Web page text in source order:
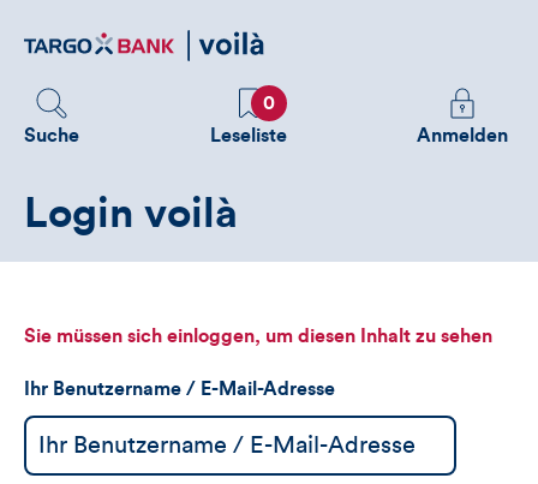
zum
Suche
Favoriten
0
Leseliste
Melden
Sie
sehen
Anmelden
Login voilà
Sie müssen sich einloggen, um diesen Inhalt zu sehen
Ihr Benutzername / E-Mail-Adresse